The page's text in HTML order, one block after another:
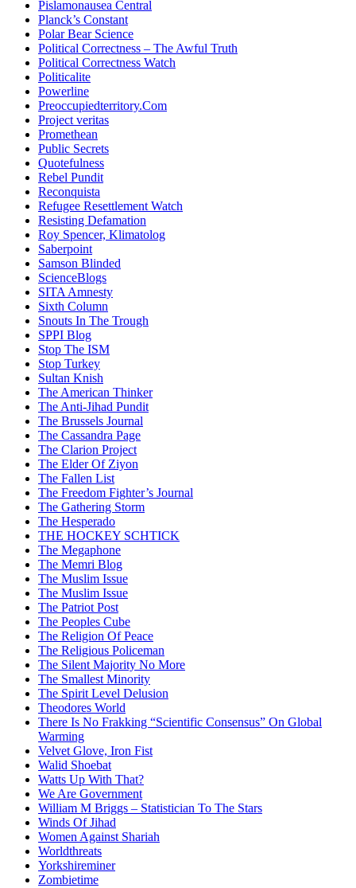
Pislamonausea Central
Planck’s Constant
Polar Bear Science
Political Correctness – The Awful Truth
Political Correctness Watch
Politicalite
Powerline
Preoccupiedterritory.Com
Project veritas
Promethean
Public Secrets
Quotefulness
Rebel Pundit
Reconquista
Refugee Resettlement Watch
Resisting Defamation
Roy Spencer, Klimatolog
Saberpoint
Samson Blinded
ScienceBlogs
SITA Amnesty
Sixth Column
Snouts In The Trough
SPPI Blog
Stop The ISM
Stop Turkey
Sultan Knish
The American Thinker
The Anti-Jihad Pundit
The Brussels Journal
The Cassandra Page
The Clarion Project
The Elder Of Ziyon
The Fallen List
The Freedom Fighter’s Journal
The Gathering Storm
The Hesperado
THE HOCKEY SCHTICK
The Megaphone
The Memri Blog
The Muslim Issue
The Muslim Issue
The Patriot Post
The Peoples Cube
The Religion Of Peace
The Religious Policeman
The Silent Majority No More
The Smallest Minority
The Spirit Level Delusion
Theodores World
There Is No Frakking “Scientific Consensus” On Global
Warming
Velvet Glove, Iron Fist
Walid Shoebat
Watts Up With That?
We Are Government
William M Briggs – Statistician To The Stars
Winds Of Jihad
Women Against Shariah
Worldthreats
Yorkshireminer
Zombietime